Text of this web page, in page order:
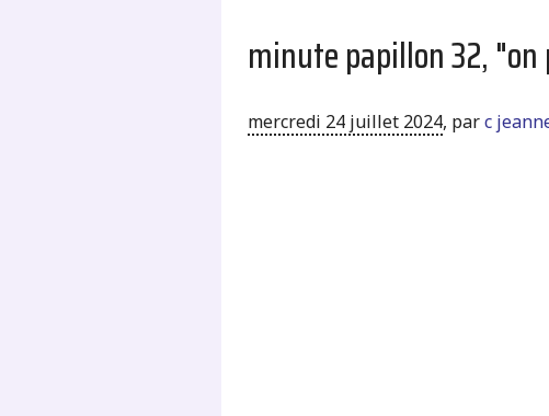
minute papillon 32,
mercredi 24 juillet 2024, parc